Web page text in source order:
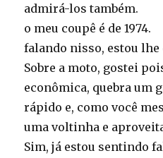
admirá-los também.
o meu coupê é de 1974.
falando nisso, estou lhe
Sobre a moto, gostei
econômica, quebra um
rápido e, como você
uma voltinha e
Sim, já estou sentindo